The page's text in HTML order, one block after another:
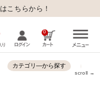
こちらから！
り
0
カテゴリ―から探す
scroll →